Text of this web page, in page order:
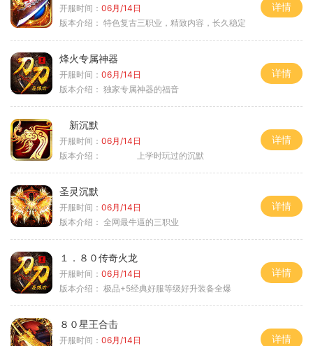
开服时间： 06月/14日
版本介绍： 特色复古三职业，精致内容，长久稳定
详情
烽火专属神器
开服时间： 06月/14日
版本介绍： 独家专属神器的福音
详情
新沉默
开服时间： 06月/14日
版本介绍：
上学时玩过的沉默
详情
圣灵沉默
开服时间： 06月/14日
版本介绍： 全网最牛逼的三职业
详情
１．８０传奇火龙
开服时间： 06月/14日
版本介绍： 极品+5经典好服等级好升装备全爆
详情
８０星王合击
开服时间： 06月/14日
详情